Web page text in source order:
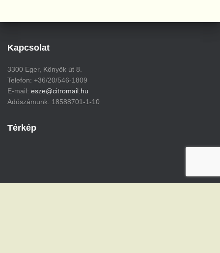
Kapcsolat
3300 Eger, Könyök út 8.
Telefon: +36/20/546-1809
E-mail: esze@citromail.hu
Adószámunk: 18588701-1-10
Térkép